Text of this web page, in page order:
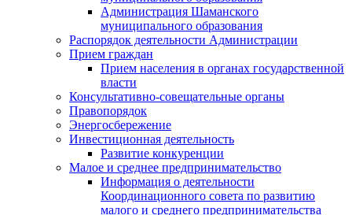
Администрация Шаманского
муниципального образования
Распорядок деятельности Администрации
Прием граждан
Прием населения в органах государственной
власти
Консультативно-совещательные органы
Правопорядок
Энергосбережение
Инвестиционная деятельность
Развитие конкуренции
Малое и среднее предпринимательство
Информация о деятельности
Координационного совета по развитию
малого и среднего предпринимательства